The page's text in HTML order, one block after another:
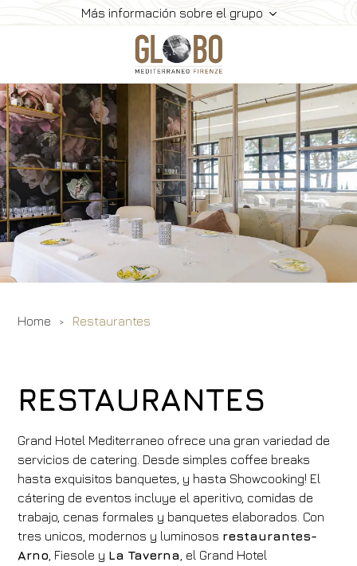
Más información sobre el grupo
Home
Reuniones & Eventos
Salas De Reuniones
Restaurantes
Habitaciones Y Servicios
Contactos
Home Restaurantes
RESTAURANTES
Grand Hotel Mediterraneo ofrece una gran variedad de
servicios de catering. Desde simples coffee breaks
hasta exquisitos banquetes, y hasta Showcooking! El
cátering de eventos incluye el aperitivo, comidas de
trabajo, cenas formales y banquetes elaborados. Con
tres unicos, modernos y luminosos restaurantes-
Arno , Fiesole y La Taverna , el Grand Hotel